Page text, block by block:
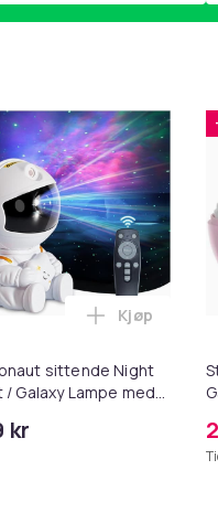
Galaxy Starry Sky
- stemningsbelysning
sittende Night
/ Galaxy Lampe med
Sky Projector
kr
Legg
Kjøp